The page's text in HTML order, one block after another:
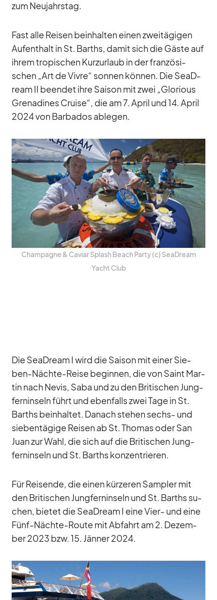
zum Neu­jahrs­tag.
Fast alle Rei­sen be­inhal­ten ei­nen zwei­tä­gi­gen
Auf­ent­halt in St. Barths, da­mit sich die Gäste auf
ih­rem tro­pi­schen Kurz­ur­laub in der fran­zö­si­
schen „Art de Vi­vre“ son­nen kön­nen. Die SeaD­
ream II be­en­det ihre Sai­son mit zwei „Glo­rious
Gre­na­di­nes Cruise“, die am 7. April und 14. April
2024 von Bar­ba­dos ab­le­gen.
Cham­pa­gne & Ca­viar Splash Beach Party (c) SeaD­ream
Yacht Club
Die SeaD­ream I wird die Sai­son mit ei­ner Sie­
ben-Nächte-Reise be­gin­nen, die von Saint Mar­
tin nach Ne­vis, Saba und zu den Bri­ti­schen Jung­
fern­in­seln führt und eben­falls zwei Tage in St.
Barths be­inhal­tet. Da­nach ste­hen sechs- und
sie­ben­tä­gige Rei­sen ab St. Tho­mas oder San
Juan zur Wahl, die sich auf die Bri­ti­schen Jung­
fern­in­seln und St. Barths kon­zen­trie­ren.
Für Rei­sende, die ei­nen kür­ze­ren Sam­pler mit
den Bri­ti­schen Jung­fern­in­seln und St. Barths su­
chen, bie­tet die SeaD­ream I eine Vier- und eine
Fünf-Nächte-Route mit Ab­fahrt am 2. De­zem­
ber 2023 bzw. 15. Jän­ner 2024.